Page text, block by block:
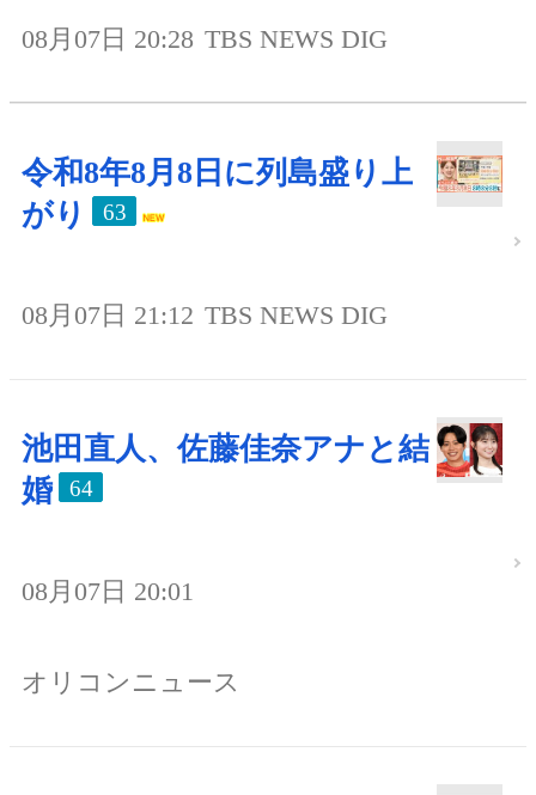
08月07日 20:28 TBS NEWS DIG
令和8年8月8日に列島盛り上
がり
63
08月07日 21:12 TBS NEWS DIG
池田直人、佐藤佳奈アナと結
婚
64
08月07日 20:01
オリコンニュース